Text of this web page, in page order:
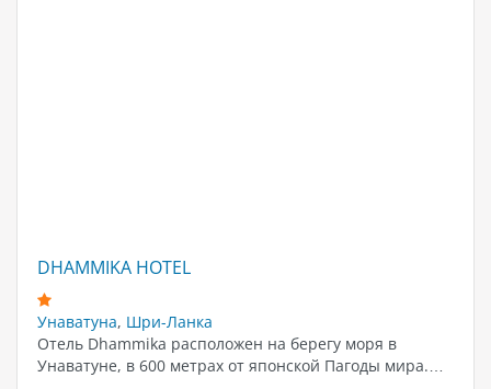
DHAMMIKA HOTEL
Унаватуна, Шри-Ланка
Отель Dhammika расположен на берегу моря в
Унаватуне, в 600 метрах от японской Пагоды мира.…